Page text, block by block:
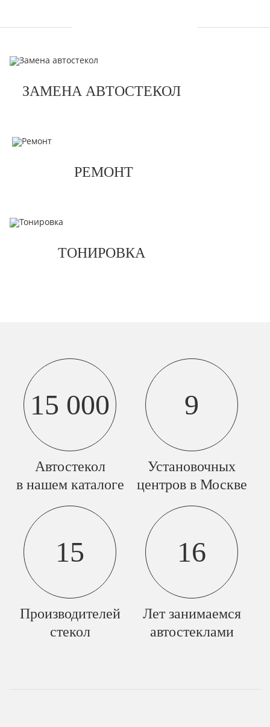
ЗАМЕНА АВТОСТЕКОЛ
РЕМОНТ
ТОНИРОВКА
15 000
Автостекол
в нашем каталоге
9
Установочных
центров в Москве
15
Производителей
стекол
16
Лет занимаемся
автостеклами